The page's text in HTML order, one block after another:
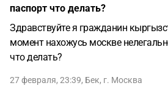
паспорт что делать?
Здравствуйте я гражданин
момент нахожусь москве
что делать?
27 февраля, 23:39, Бек, г. Москва